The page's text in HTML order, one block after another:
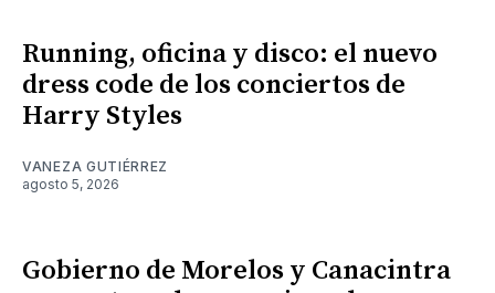
Running, oficina y disco: el nuevo
dress code de los conciertos de
Harry Styles
VANEZA GUTIÉRREZ
agosto 5, 2026
Gobierno de Morelos y Canacintra